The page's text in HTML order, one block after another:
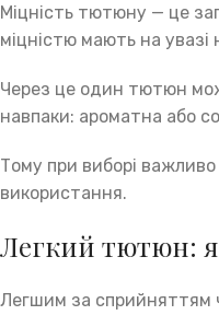
Міцність тютюну — це
міцністю мають на увазі
Через це один тютюн
навпаки: ароматна або
Тому при виборі важливо
використання.
Легкий тютюн:
Легшим за сприйняттям